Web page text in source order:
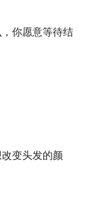
你愿意等待结
变头发的颜